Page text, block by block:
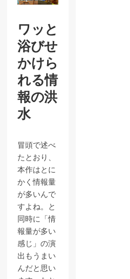
ワッと
浴びせ
かけら
れる情
報の洪
水
冒頭で述べ
たとおり、
本作はとに
かく情報量
が多いんで
すよね。と
同時に「情
報量が多い
感じ」の演
出もうまい
んだと思い